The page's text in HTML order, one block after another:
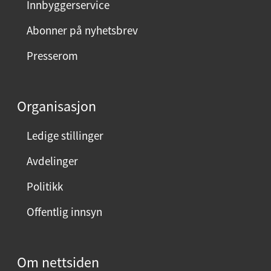
m
n
V
Innbyggerservice
Abonner på nyhetsbrev
Presserom
Organisasjon
Ledige stillinger
Avdelinger
Politikk
Offentlig innsyn
Om nettsiden